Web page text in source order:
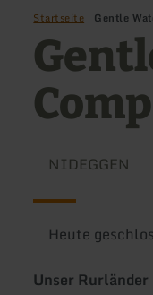
Startseite Gentle
NIDEGGEN
Heute
Unser Rurländer